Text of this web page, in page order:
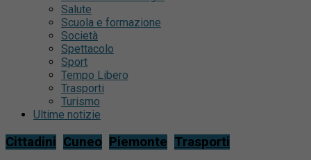
Salute
Scuola e formazione
Società
Spettacolo
Sport
Tempo Libero
Trasporti
Turismo
Ultime notizie
Cittadini Cuneo Piemonte Trasporti